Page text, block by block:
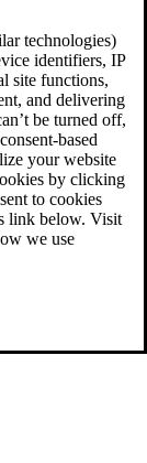
technologies)
identifiers, IP
site functions,
and delivering
be turned off,
based
your website
by clicking
to cookies
link below. Visit
we use